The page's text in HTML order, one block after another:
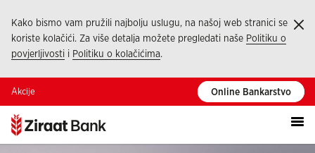
Kako bismo vam pružili najbolju uslugu, na našoj web stranici se
koriste kolačići. Za više detalja možete pregledati naše Politiku o
povjerljivosti i Politiku o kolačićima.
Akcije Online Bankarstvo